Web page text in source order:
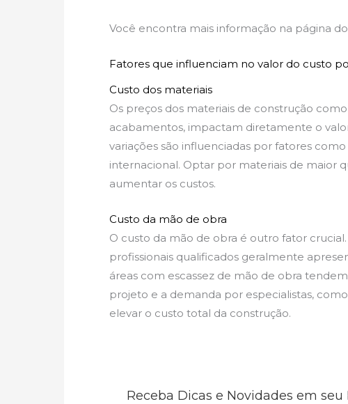
Você encontra mais informação na página do
Fatores que influenciam no valor do custo
Custo dos materiais
Os preços dos materiais de construção
acabamentos, impactam diretamente o
variações são influenciadas por fatores
internacional. Optar por materiais de maior
aumentar os custos.
Custo da mão de obra
O custo da mão de obra é outro fator
profissionais qualificados geralmente
áreas com escassez de mão de obra
projeto e a demanda por especialistas,
elevar o custo total da construção.
Receba Dicas e Novidades em seu